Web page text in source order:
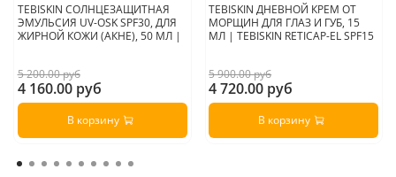
TEBISKIN СОЛНЦЕЗАЩИТНАЯ
ЭМУЛЬСИЯ UV-OSK SPF30, ДЛЯ
ЖИРНОЙ КОЖИ (АКНЕ), 50 МЛ |
5 200.00 руб
4 160.00 руб
В корзину
TEBISKIN ДНЕВНОЙ КРЕМ ОТ
МОРЩИН ДЛЯ ГЛАЗ И ГУБ, 15
МЛ | TEBISKIN RETICAP-EL SPF15
5 900.00 руб
4 720.00 руб
В корзину